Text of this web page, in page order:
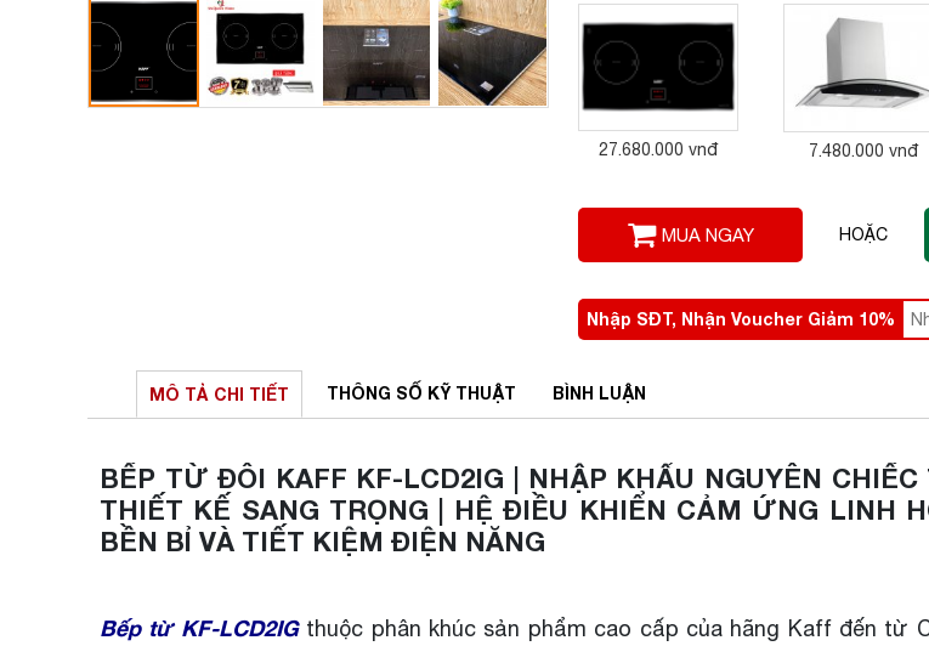
27.680.000 vnđ 7.480.000 vnđ
MUA NGAY HOẶC
Nhập SĐT, Nhận Voucher Giảm 10%
MÔ TẢ CHI TIẾT THÔNG SỐ KỸ THUẬT BÌNH LUẬN
BẾP TỪ ĐÔI KAFF KF-LCD2IG | NHẬP KHẨU NGUYÊN CHIẾC
THIẾT KẾ SANG TRỌNG | HỆ ĐIỀU KHIỂN CẢM ỨNG LINH
BỀN BỈ VÀ TIẾT KIỆM ĐIỆN NĂNG
Bếp từ KF-LCD2IGthuộc phân khúc sản phẩm cao cấp của hãng Kaff đến từ